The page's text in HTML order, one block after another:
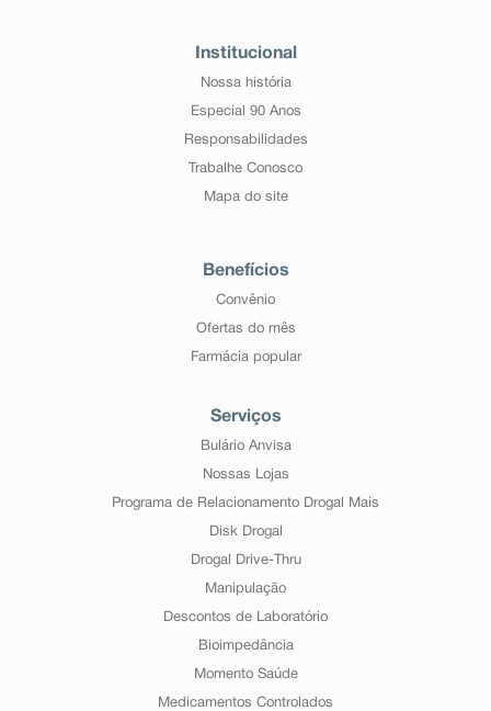
Institucional
Nossa história
Especial 90 Anos
Responsabilidades
Trabalhe Conosco
Mapa do site
Benefícios
Convênio
Ofertas do mês
Farmácia popular
Serviços
Bulário Anvisa
Nossas Lojas
Programa de Relacionamento Drogal Mais
Disk Drogal
Drogal Drive-Thru
Manipulação
Descontos de Laboratório
Bioimpedância
Momento Saúde
Medicamentos Controlados